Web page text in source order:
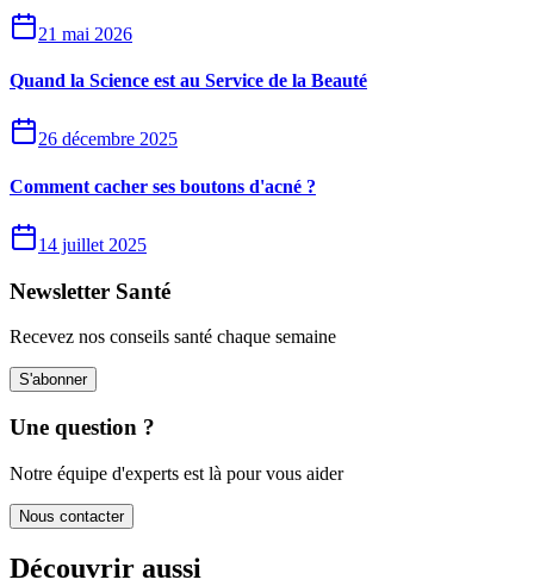
21 mai 2026
Quand la Science est au Service de la Beauté
26 décembre 2025
Comment cacher ses boutons d'acné ?
14 juillet 2025
Newsletter Santé
Recevez nos conseils santé chaque semaine
S'abonner
Une question ?
Notre équipe d'experts est là pour vous aider
Nous contacter
Découvrir aussi